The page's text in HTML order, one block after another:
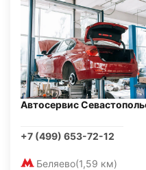
Автосервис
+7 (499) 653-72-12
Беляево(1,59 км)